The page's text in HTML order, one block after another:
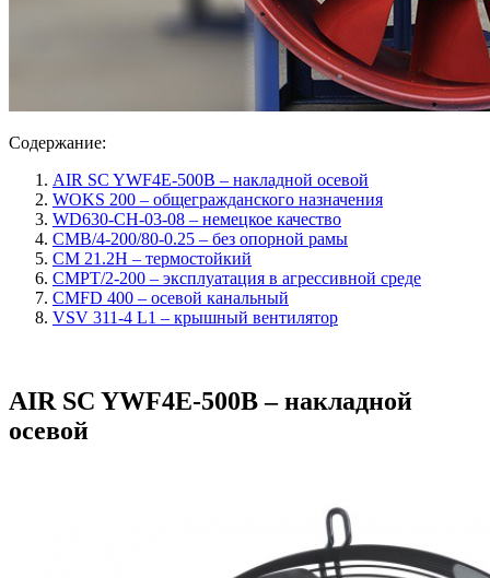
Содержание:
AIR SC YWF4E-500B – накладной осевой
WOKS 200 – общегражданского назначения
WD630-CH-03-08 – немецкое качество
CMB/4-200/80-0.25 – без опорной рамы
CM 21.2H – термостойкий
CMPT/2-200 – эксплуатация в агрессивной среде
CMFD 400 – осевой канальный
VSV 311-4 L1 – крышный вентилятор
AIR SC YWF4E-500B – накладной
осевой